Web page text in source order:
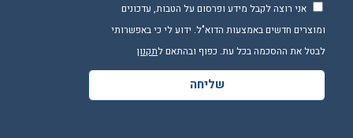
אני רוצה לקבל מידע ופרסום על הטבות, עדכונים
ומוצרים חדשים באמצעות הדוא"ל. ידוע לי כי באפשרותי
לבטל את ההסכמה בכל עת. כפוף ובהתאם לתקנון
שליחה